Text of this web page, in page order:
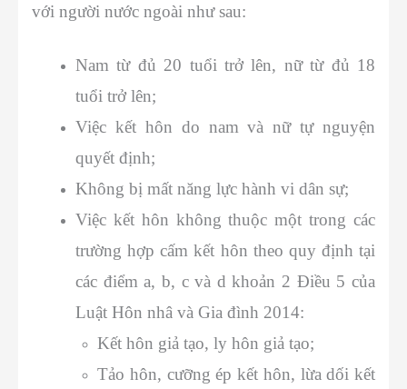
với người nước ngoài như sau:
Nam từ đủ 20 tuổi trở lên, nữ từ đủ 18
tuổi trở lên;
Việc kết hôn do nam và nữ tự nguyện
quyết định;
Không bị mất năng lực hành vi dân sự;
Việc kết hôn không thuộc một trong các
trường hợp cấm kết hôn theo quy định tại
các điểm a, b, c và d khoản 2 Điều 5 của
Luật Hôn nhâ và Gia đình 2014:
Kết hôn giả tạo, ly hôn giả tạo;
Tảo hôn, cưỡng ép kết hôn, lừa dối kết